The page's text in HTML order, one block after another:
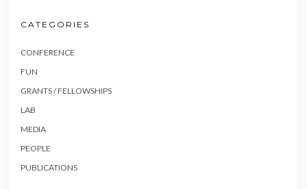
CATEGORIES
CONFERENCE
FUN
GRANTS / FELLOWSHIPS
LAB
MEDIA
PEOPLE
PUBLICATIONS